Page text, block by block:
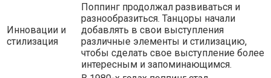
Инновации и
стилизация
Поппинг продолжал развиваться и
разнообразиться. Танцоры начали
добавлять в свои выступления
различные элементы и стилизацию,
чтобы сделать свое выступление более
интересным и запоминающимся.